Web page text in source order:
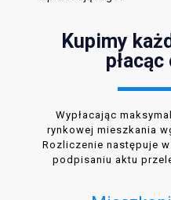
Kupimy
Wypłacając
rynkowej mieszkania
Rozliczenie następuje
podpisaniu aktu